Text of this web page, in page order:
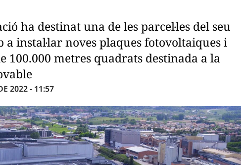
ha destinat una de les parcel·les del seu
instal·lar noves plaques fotovoltaiques i
100.000 metres quadrats destinada a la
2022 - 11:57